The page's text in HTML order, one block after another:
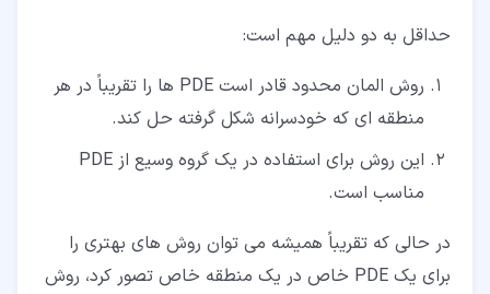
حداقل به دو دلیل مهم است:
روش المان محدود قادر است PDE ها را تقریباً در هر
منطقه ای که خودسرانه شکل گرفته حل کند.
این روش برای استفاده در یک گروه وسیع از PDE
مناسب است.
در حالی که تقریباً همیشه می توان روش های بهتری را
برای یک PDE خاص در یک منطقه خاص تصور کرد، روش